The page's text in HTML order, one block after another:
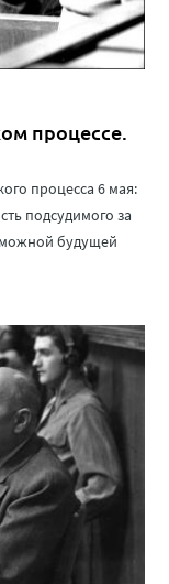
процессе.
процесса 6 мая:
подсудимого за
будущей